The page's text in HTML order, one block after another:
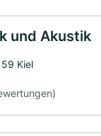
und Akustik
Kiel